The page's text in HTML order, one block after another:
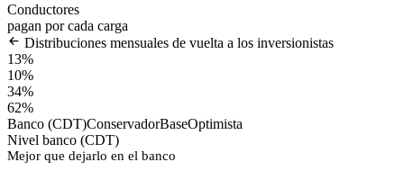
Conductores
pagan por cada carga
Distribuciones mensuales de vuelta a los inversionistas
13%
10%
34%
62%
Banco (CDT)ConservadorBaseOptimista
Nivel banco (CDT)
Mejor que dejarlo en el banco